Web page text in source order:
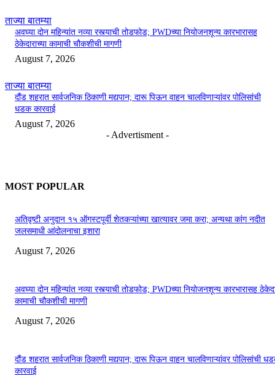
ताज्या बातम्या
अवघ्या दोन महिन्यांत नव्या रस्त्याची तोडफोड; PWDच्या नियोजनशून्य कारभारासह
ठेकेदाराच्या कामाची चौकशीची मागणी
August 7, 2026
ताज्या बातम्या
दौंड शहरात सार्वजनिक ठिकाणी मद्यपान; दारू पिऊन वाहन चालविणाऱ्यांवर पोलिसांची
धडक कारवाई
August 7, 2026
- Advertisment -
MOST POPULAR
अतिवृष्टी अनुदान १५ ऑगस्टपूर्वी शेतकऱ्यांच्या खात्यावर जमा करा; अन्यथा कांग नदीत
जलसमाधी आंदोलनाचा इशारा
August 7, 2026
अवघ्या दोन महिन्यांत नव्या रस्त्याची तोडफोड; PWDच्या नियोजनशून्य कारभारासह
कामाची चौकशीची मागणी
August 7, 2026
दौंड शहरात सार्वजनिक ठिकाणी मद्यपान; दारू पिऊन वाहन चालविणाऱ्यांवर पोलिसांची
कारवाई